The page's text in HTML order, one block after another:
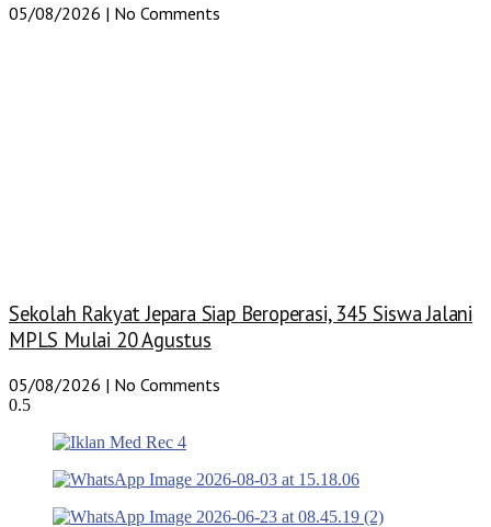
05/08/2026 No Comments
Sekolah Rakyat Jepara Siap Beroperasi, 345 Siswa Jalani
MPLS Mulai 20 Agustus
05/08/2026 No Comments